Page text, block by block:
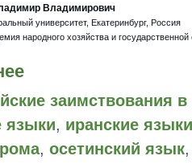
Владимирович
университет, Екатеринбург, Россия
народного хозяйства и
заимствования
языки, иранские языки
, осетинский язык